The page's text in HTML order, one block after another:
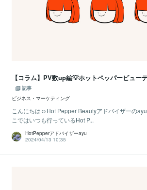
【コラム】PV数up編💡ホットペッパービュー
記事
ビジネス・マーケティング
こんにちは☺Hot Pepper Beautyアドバイザーの
こではいつも行っているHot P...
HotPepperアドバイザーayu
2024/04/13 10:35